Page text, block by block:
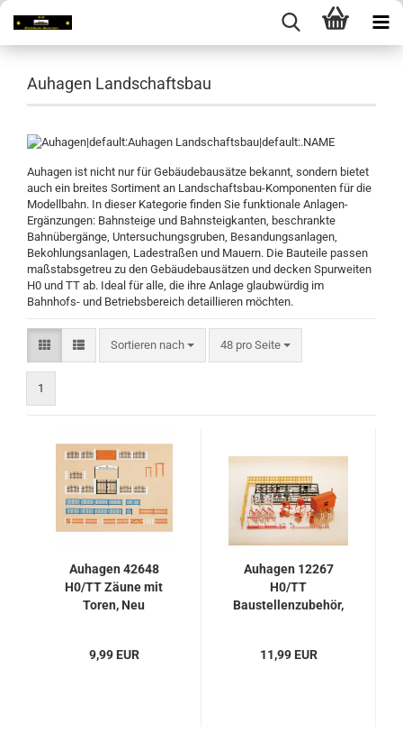
Auhagen Landschaftsbau
Auhagen ist nicht nur für Gebäudebausätze bekannt, sondern bietet
auch ein breites Sortiment an Landschaftsbau-Komponenten für die
Modellbahn. In dieser Kategorie finden Sie funktionale Anlagen-
Ergänzungen: Bahnsteige und Bahnsteigkanten, beschrankte
Bahnübergänge, Untersuchungsgruben, Besandungsanlagen,
Bekohlungsanlagen, Ladestraßen und Mauern. Die Bauteile passen
maßstabsgetreu zu den Gebäudebausätzen und decken Spurweiten
H0 und TT ab. Ideal für alle, die ihre Anlage glaubwürdig im
Bahnhofs- und Betriebsbereich detaillieren möchten.
Sortieren nach
Sortieren nach 48 pro Seite
pro Seite
1
Auhagen 42648
H0/TT Zäune mit
Toren, Neu
9,99 EUR
Auhagen 12267
H0/TT
Baustellenzubehör,
11,99 EUR